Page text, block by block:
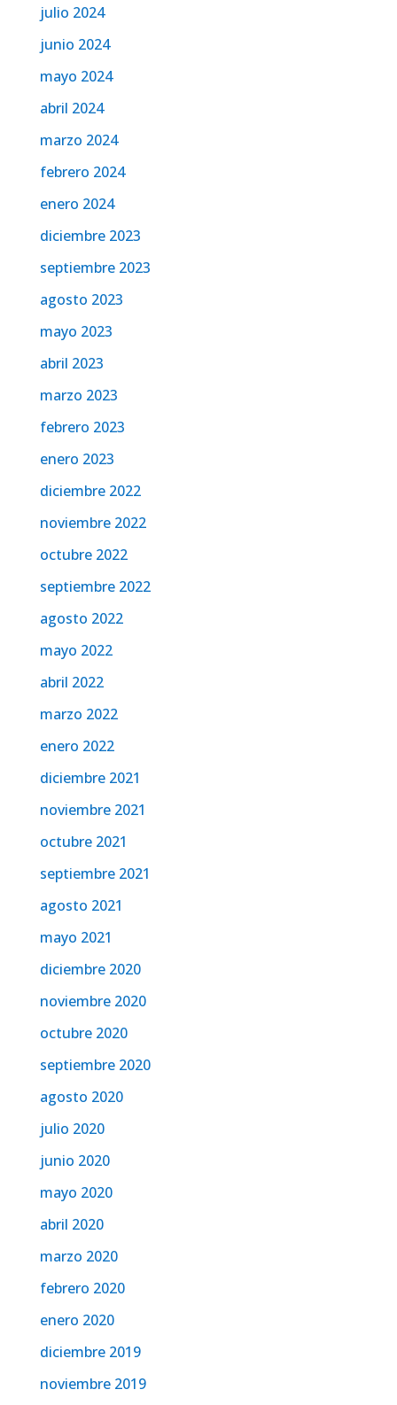
julio 2024
junio 2024
mayo 2024
abril 2024
marzo 2024
febrero 2024
enero 2024
diciembre 2023
septiembre 2023
agosto 2023
mayo 2023
abril 2023
marzo 2023
febrero 2023
enero 2023
diciembre 2022
noviembre 2022
octubre 2022
septiembre 2022
agosto 2022
mayo 2022
abril 2022
marzo 2022
enero 2022
diciembre 2021
noviembre 2021
octubre 2021
septiembre 2021
agosto 2021
mayo 2021
diciembre 2020
noviembre 2020
octubre 2020
septiembre 2020
agosto 2020
julio 2020
junio 2020
mayo 2020
abril 2020
marzo 2020
febrero 2020
enero 2020
diciembre 2019
noviembre 2019